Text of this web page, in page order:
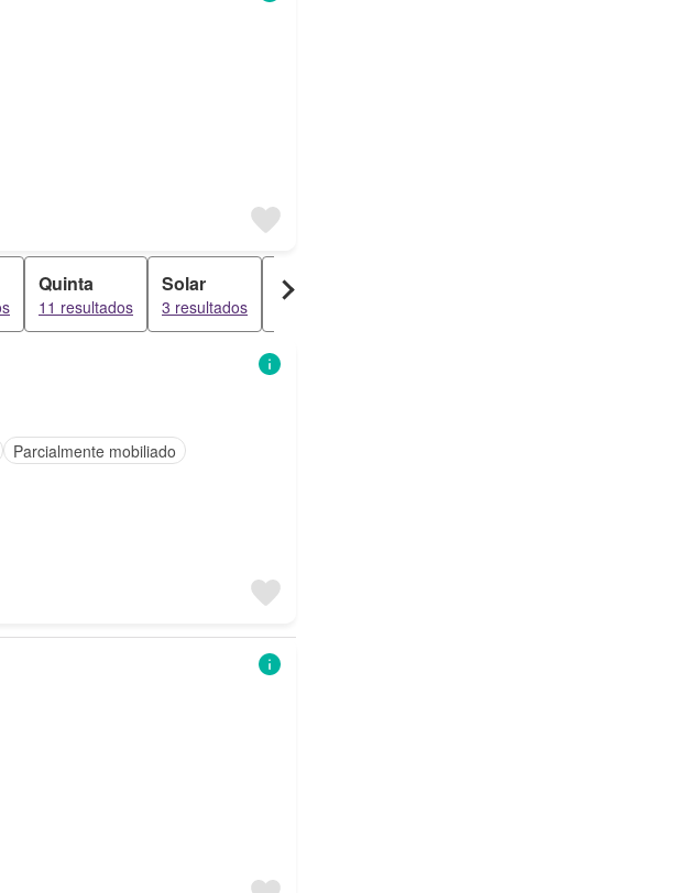
Quinta
11 resultados
Solar
3 resultados
Prédio
3 resultados
Parcialmente mobiliado